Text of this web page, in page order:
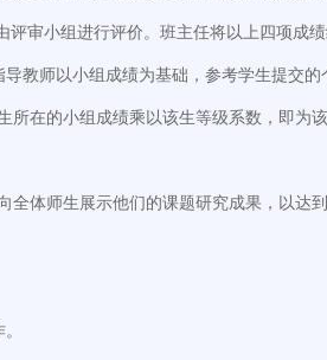
审小组进行评价。班主任将以上四项成
教师以小组成绩为基础，参考学生提交
在的小组成绩乘以该生等级系数，即为
体师生展示他们的课题研究成果，以